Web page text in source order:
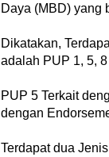
Daya (MBD) yang
Dikatakan,
adalah PUP 1, 5,
PUP 5 Terkait
dengan
Terdapat dua